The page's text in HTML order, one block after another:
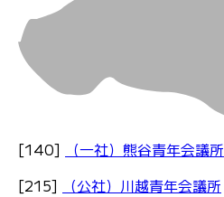
[140]
（一社）熊谷青年会議所
[215]
（公社）川越青年会議所